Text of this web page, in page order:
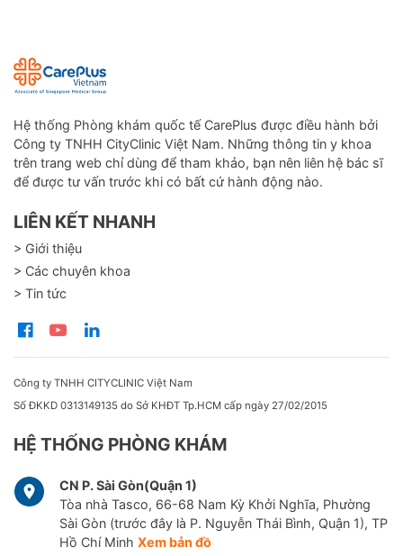
Hệ thống Phòng khám quốc tế CarePlus được điều hành bởi
Công ty TNHH CityClinic Việt Nam. Những thông tin y khoa
trên trang web chỉ dùng để tham khảo, bạn nên liên hệ bác sĩ
để được tư vấn trước khi có bất cứ hành động nào.
LIÊN KẾT NHANH
> Giới thiệu
> Các chuyên khoa
> Tin tức
Công ty TNHH CITYCLINIC Việt Nam
Số ĐKKD 0313149135 do Sở KHĐT Tp.HCM cấp ngày 27/02/2015
HỆ THỐNG PHÒNG KHÁM
CN P. Sài Gòn(Quận 1)
Tòa nhà Tasco, 66-68 Nam Kỳ Khởi Nghĩa, Phường
Sài Gòn (trước đây là P. Nguyễn Thái Bình, Quận 1), TP
Hồ Chí Minh Xem bản đồ